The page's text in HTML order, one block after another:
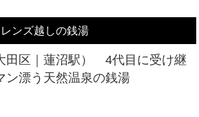
レンズ越しの銭湯
田区｜蓮沼駅） 4代目に受け継
ン漂う天然温泉の銭湯